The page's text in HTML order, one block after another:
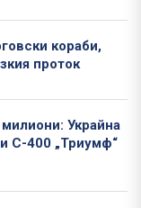
кораби,
проток
Украйна
С-400 „Триумф“